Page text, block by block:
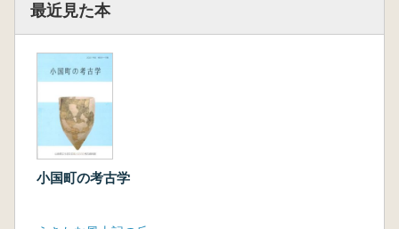
最近見た本
小国町の考古学